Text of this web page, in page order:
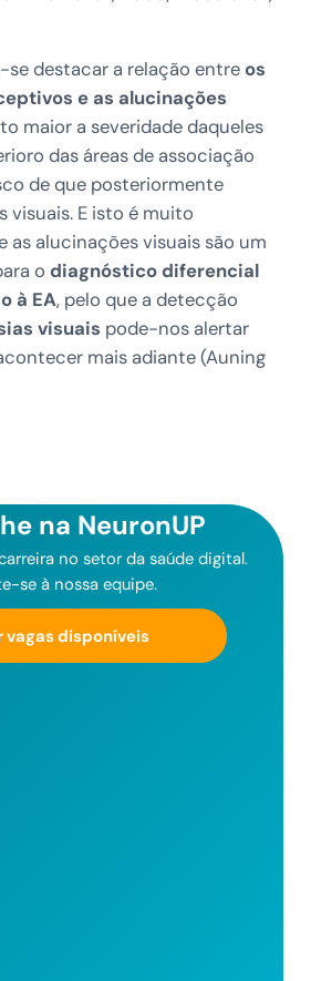
se destacar a relação entre os
e as alucinações
maior a severidade daqueles
das áreas de associação
de que posteriormente
visuais. E isto é muito
as alucinações visuais são um
o diagnóstico diferencial
à EA, pelo que a detecção
visuais pode-nos alertar
mais adiante (Auning
na NeuronUP
no setor da saúde digital.
se à nossa equipe.
vagas disponíveis